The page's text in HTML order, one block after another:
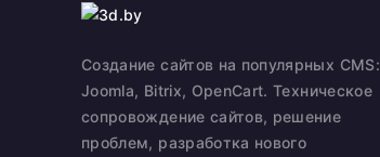
Создание сайтов на популярных CMS:
Joomla, Bitrix, OpenCart. Техническое
сопровождение сайтов, решение
проблем, разработка нового